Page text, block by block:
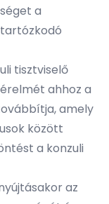
a
tisztviselő
ahhoz a
amely
között
a konzuli
az